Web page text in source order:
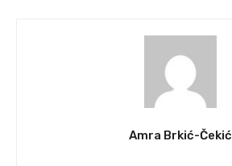
Amra Brkić-Čekić